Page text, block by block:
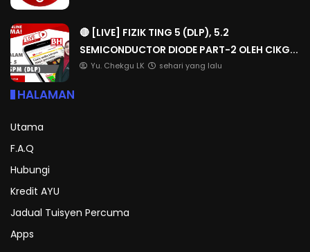
🔴 [LIVE] FIZIK TING 5 (DLP), 5.2
SEMICONDUCTOR DIODE PART-2 OLEH CIKG...
Yu. Chekgu LK sehari yang lalu
HALAMAN
Utama
F.A.Q
Hubungi
Kredit AYU
Jadual Tuisyen Percuma
Apps